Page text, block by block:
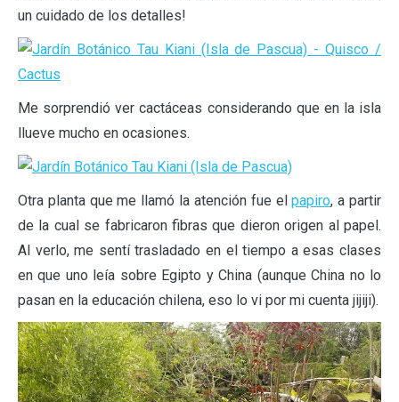
un cuidado de los detalles!
Me sorprendió ver cactáceas considerando que en la isla
llueve mucho en ocasiones.
Otra planta que me llamó la atención fue elpapiro, a partir
de la cual se fabricaron fibras que dieron origen al papel.
Al verlo, me sentí trasladado en el tiempo a esas clases
en que uno leía sobre Egipto y China (aunque China no lo
pasan en la educación chilena, eso lo vi por mi cuenta jijiji).